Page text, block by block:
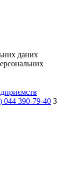
даних
044 390-79-40 З